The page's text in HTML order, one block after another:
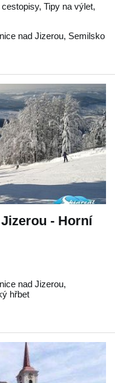
Tipy na výlet,
nad Jizerou, Semilsko
- Horní
nad Jizerou,
hřbet